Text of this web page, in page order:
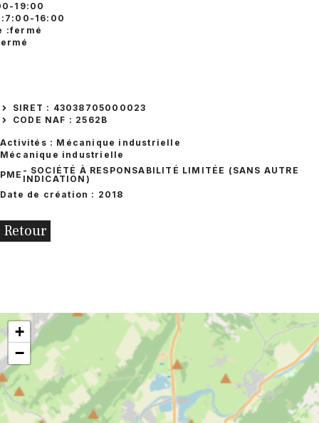
19:00
16:00
:fermé
SIRET : 43038705000023
CODE NAF : 2562B
Activités : Mécanique industrielle
Mécanique industrielle
PME - SOCIÉTÉ À RESPONSABILITÉ LIMITÉE (SANS AUTRE
INDICATION)
Date de création : 2018
Retour
+
−